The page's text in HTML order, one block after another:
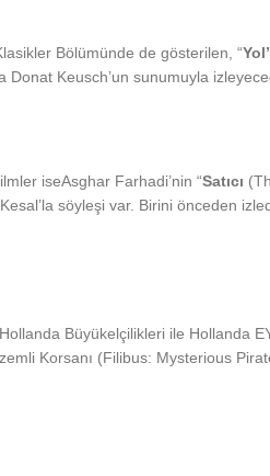
Bölümünde de gösterilen, “
Keusch’un sunumuyla
iseAsghar Farhadi’nin “Satıcı
söyleşi var. Birini önceden
Büyükelçilikleri ile Hollanda
Korsanı (Filibus: Mysterious